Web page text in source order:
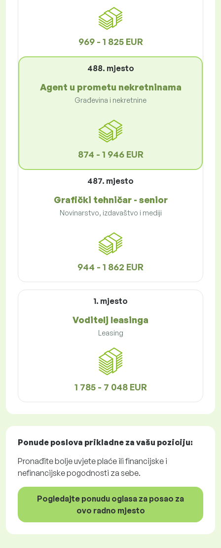
969 - 1 825 EUR
488. mjesto
Agent u prometu nekretninama
Građevina i nekretnine
874 - 1 946 EUR
487. mjesto
Grafički tehničar - senior
Novinarstvo, izdavaštvo i mediji
944 - 1 862 EUR
1. mjesto
Voditelj leasinga
Leasing
1 785 - 7 048 EUR
Ponude poslova prikladne za vašu poziciju:
Pronađite bolje uvjete plaće ili financijske i
nefinancijske pogodnosti za sebe.
Pogledajte ponudu oglasa za posao za
ovo radno mjesto